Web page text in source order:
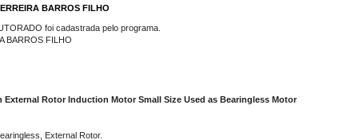
BARROS FILHO
foi cadastrada pelo programa.
BARROS FILHO
Rotor Induction Motor Small Size Used as Bearingless Motor
External Rotor.